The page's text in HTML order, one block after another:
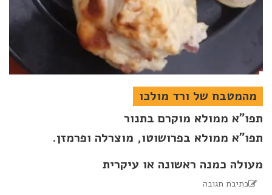
מהמטבח של ורד מולכו
תפו”א ממולא מוקרם בתנור
תפו"א ממולא בפרושוטו, מוצרלה ופרמזן.
מעולה כמנה ראשונה או עיקרית
כתיבת תגובה